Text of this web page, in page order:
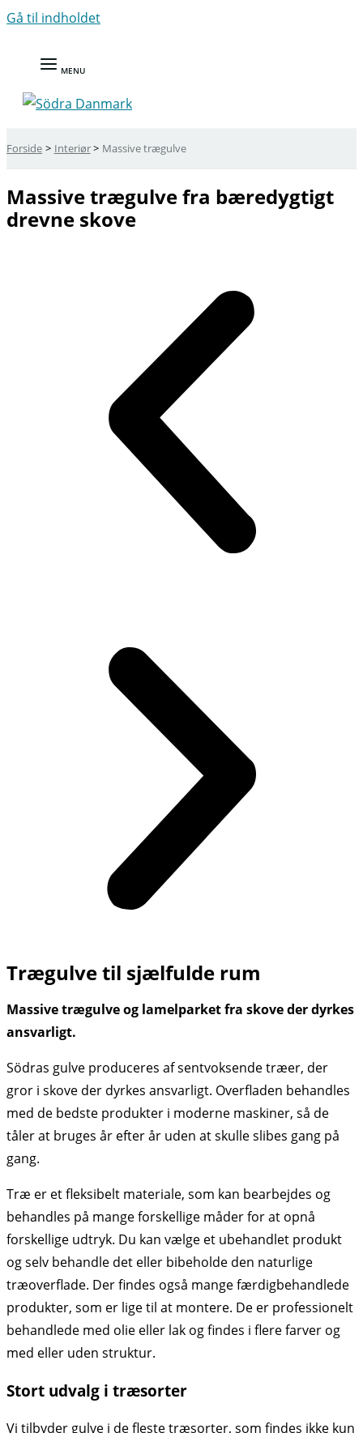
Gå til indholdet
MENU
Forside Interiør Massive trægulve
Massive trægulve fra bæredygtigt
drevne skove
Trægulve til sjælfulde rum
Massive trægulve og lamelparket fra skove der dyrkes
ansvarligt.
Södras gulve produceres af sentvoksende træer, der
gror i skove der dyrkes ansvarligt. Overfladen behandles
med de bedste produkter i moderne maskiner, så de
tåler at bruges år efter år uden at skulle slibes gang på
gang.
Træ er et fleksibelt materiale, som kan bearbejdes og
behandles på mange forskellige måder for at opnå
forskellige udtryk. Du kan vælge et ubehandlet produkt
og selv behandle det eller bibeholde den naturlige
træoverflade. Der findes også mange færdigbehandlede
produkter, som er lige til at montere. De er professionelt
behandlede med olie eller lak og findes i flere farver og
med eller uden struktur.
Stort udvalg i træsorter
Vi tilbyder gulve i de fleste træsorter, som findes ikke kun